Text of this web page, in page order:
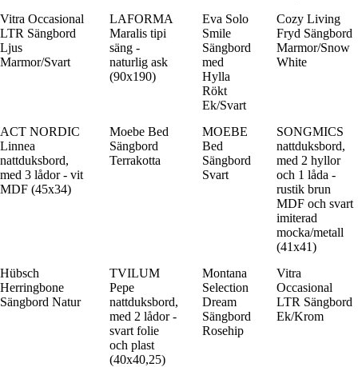
Vitra Occasional
LTR Sängbord
Ljus
Marmor/Svart
LAFORMA
Maralis tipi
säng -
naturlig ask
(90x190)
Eva Solo
Smile
Sängbord
med
Hylla
Rökt
Ek/Svart
Cozy Living
Fryd Sängbord
Marmor/Snow
White
ACT NORDIC
Linnea
nattduksbord,
med 3 lådor - vit
MDF (45x34)
Moebe Bed
Sängbord
Terrakotta
MOEBE
Bed
Sängbord
Svart
SONGMICS
nattduksbord,
med 2 hyllor
och 1 låda -
rustik brun
MDF och svart
imiterad
mocka/metall
(41x41)
Hübsch
Herringbone
Sängbord Natur
TVILUM
Pepe
nattduksbord,
med 2 lådor -
svart folie
och plast
(40x40,25)
Montana
Selection
Dream
Sängbord
Rosehip
Vitra
Occasional
LTR Sängbord
Ek/Krom